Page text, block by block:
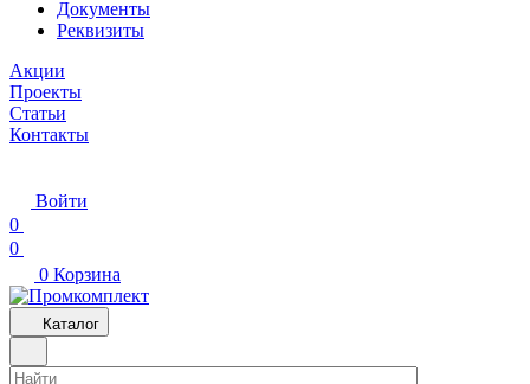
Документы
Реквизиты
Акции
Проекты
Статьи
Контакты
Войти
0
0
0 Корзина
Каталог